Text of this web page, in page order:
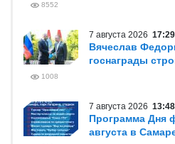
8552
7 августа 2026 17:29
Вячеслав
госнаграды
1008
7 августа 2026 13:48
Программа Дня
августа в